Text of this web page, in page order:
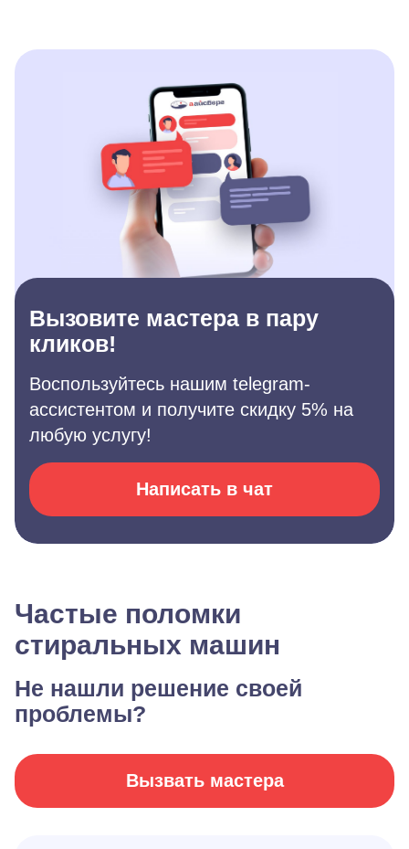
Вызовите мастера в пару
кликов!
Воспользуйтесь нашим telegram-
ассистентом и получите скидку 5% на
любую услугу!
Написать в чат
Частые поломки
стиральных машин
Не нашли решение своей
проблемы?
Вызвать мастера